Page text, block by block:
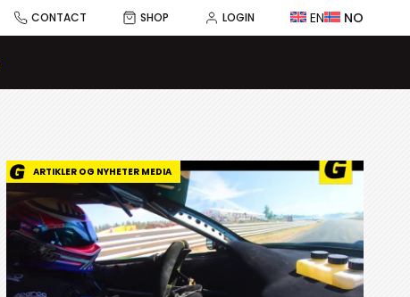
CONTACT SHOP LOGIN EN NO
ARTIKLER OG NYHETER MEDIA